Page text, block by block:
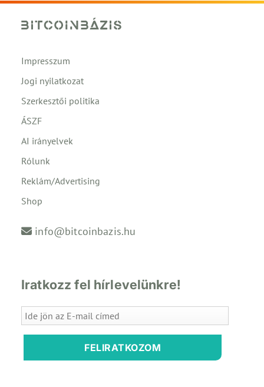
Impresszum
Jogi nyilatkozat
Szerkesztői politika
ÁSZF
AI irányelvek
Rólunk
Reklám/Advertising
Shop
info@bitcoinbazis.hu
Iratkozz fel hírlevelünkre!
FELIRATKOZOM